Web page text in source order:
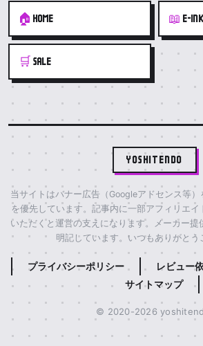
🏠 HOME 📖 E-INK
🛒 SALE
YOSHITENDO
当サイトはバナー広告（Googleアドセンス等
を優先しています。記事内に一部アフィリエイ
いただくと運営の支えになります。メーカー提
明記しています。いつもありがとう
プライバシーポリシー
レビュー
サイトマップ
© 2020-2026